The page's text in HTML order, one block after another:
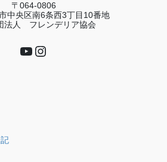
〒064-0806
中央区南6条西3丁目10番地
法人 フレンデリア協会
YouTube
Instagram